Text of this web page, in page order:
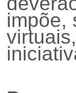
impõe,